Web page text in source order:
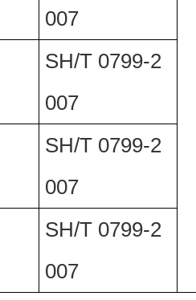
007
SH/T 0799-2
007
SH/T 0799-2
007
SH/T 0799-2
007